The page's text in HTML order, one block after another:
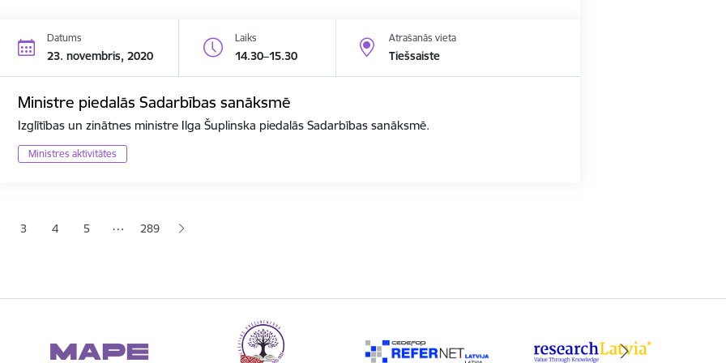
Datums
23. novembris, 2020
Laiks
14.30–15.30
Atrašanās vieta
Tiešsaiste
Ministre piedalās Sadarbības sanāksmē
Izglītības un zinātnes ministre Ilga Šuplinska piedalās Sadarbības sanāksmē.
Ministres aktivitātes
lapaLapa
3 Lapa
4 Lapa
5 … 289